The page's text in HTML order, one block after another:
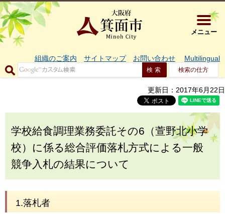
大阪府箕
メニュー
組織のご案内 サイトマップ お問い合わせ Multilingual
検索の仕方
更新日：2017年6月22日
学校給食調理業務委託その6（萱野北小学
校）に係る総合評価落札方式による一般
競争入札の結果について
1.落札者